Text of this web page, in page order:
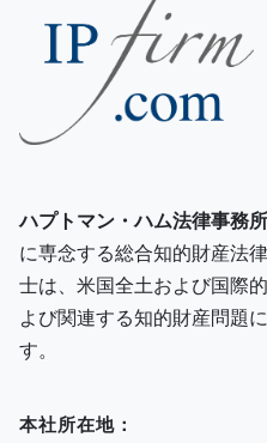
ハプトマン・ハム法律事務所
に専念する総合知的財産法
士は、米国全土および国際
よび関連する知的財産問題
す。
本社所在地：